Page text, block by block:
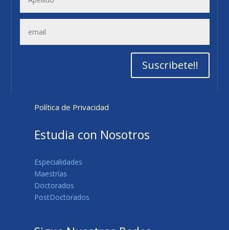
Suscribete!!
Política de Privacidad
Estudia con Nosotros
Especialidades
Maestrías
Doctorados
PostDoctorados